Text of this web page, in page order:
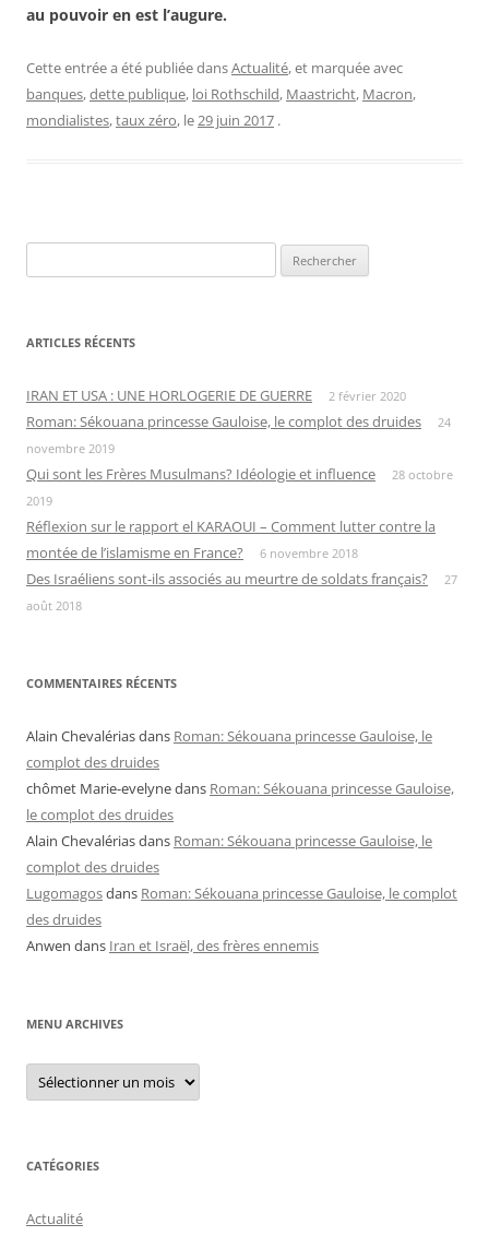
au pouvoir en est l’augure.
Cette entrée a été publiée dansActualité, et marquée avec
banques,dette publique, loi Rothschild, Maastricht, Macron,
mondialistes,taux zéro, le29 juin 2017 .
ARTICLES RÉCENTS
IRAN ET USA : UNE HORLOGERIE DE GUERRE 2 février 2020
Roman: Sékouana princesse Gauloise, le complot des druides
24
novembre 2019
Qui sont les Frères Musulmans? Idéologie et influence
28 octobre
2019
Réflexion sur le rapport el KARAOUI – Comment lutter contre la
montée de l’islamisme en France?
6 novembre 2018
Des Israéliens sont-ils associés au meurtre de soldats français?
27
août 2018
COMMENTAIRES RÉCENTS
Alain Chevalériasdans Roman: Sékouana princesse Gauloise, le
complot des druides
chômet Marie-evelynedans Roman: Sékouana princesse Gauloise,
le complot des druides
Alain Chevalériasdans Roman: Sékouana princesse Gauloise, le
complot des druides
Lugomagosdans Roman: Sékouana princesse Gauloise, le complot
des druides
Anwen dans Iran et Israël, des frères ennemis
MENU ARCHIVES
Menu
archives
CATÉGORIES
Actualité